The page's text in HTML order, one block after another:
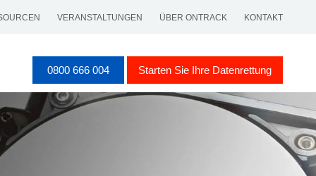
VERANSTALTUNGEN ÜBER ONTRACK KONTAKT
0800 666 004 Starten Sie Ihre Datenrettung